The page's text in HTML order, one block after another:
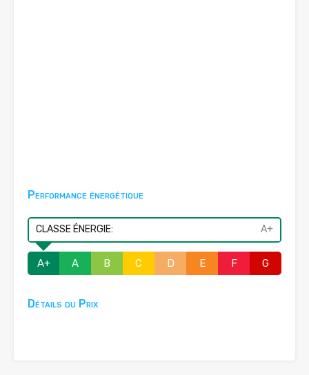
Performance énergétique
CLASSE ÉNERGIE: A+
A+ A B C D E F G
Détails du Prix